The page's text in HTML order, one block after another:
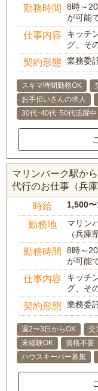
勤務時間
8時～
が可能
仕事内容
キッチ
グ、そ
契約形態 業務委
スキマ時間勤務OK
お手伝いさんの求人
30代･40代･50代活躍中
マリンパーク駅か
代行のお仕事（兵
時給 1,500
勤務地
マリン
（兵庫
勤務時間
8時～
が可能
仕事内容
キッチ
グ、そ
契約形態 業務委
週2〜3日からOK 交
未経験OK
資格不要
ハウスキーパー募集